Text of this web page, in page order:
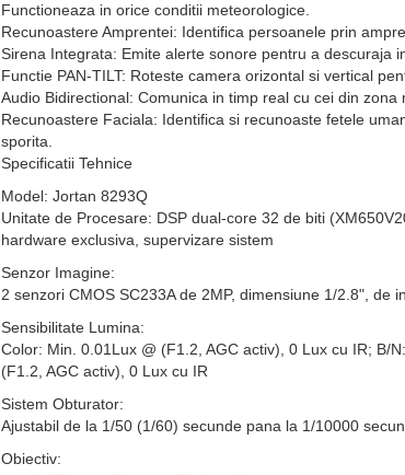
Functioneaza in orice conditii meteorologice.
Recunoastere Amprentei: Identifica persoanele prin
Sirena Integrata: Emite alerte sonore pentru a descuraja
Functie PAN-TILT: Roteste camera orizontal si vertical
Audio Bidirectional: Comunica in timp real cu cei din zona
Recunoastere Faciala: Identifica si recunoaste fetele
sporita.
Specificatii Tehnice
Model: Jortan 8293Q
Unitate de Procesare: DSP dual-core 32 de biti
hardware exclusiva, supervizare sistem
Senzor Imagine:
2 senzori CMOS SC233A de 2MP, dimensiune 1/2.8", de
Sensibilitate Lumina:
Color: Min. 0.01Lux @ (F1.2, AGC activ), 0 Lux cu IR; B/
(F1.2, AGC activ), 0 Lux cu IR
Sistem Obturator:
Ajustabil de la 1/50 (1/60) secunde pana la 1/10000
Obiectiv: